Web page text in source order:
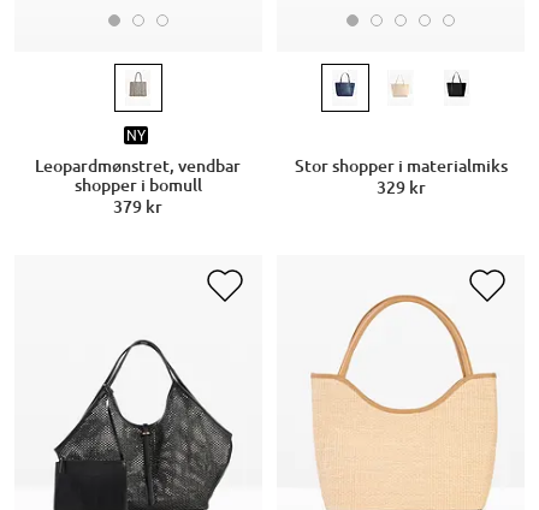
NY
Leopardmønstret, vendbar
shopper i bomull
379 kr
Stor shopper i materialmiks
329 kr